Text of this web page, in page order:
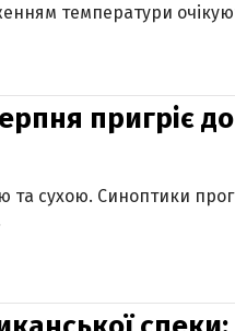
температури
пригріє
та сухою. Синоптики